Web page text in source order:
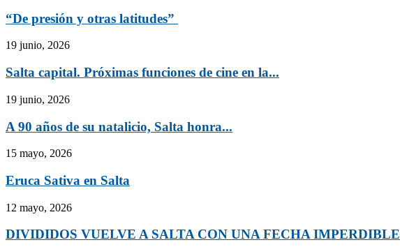
“De presión y otras latitudes”
19 junio, 2026
Salta capital. Próximas funciones de cine en la...
19 junio, 2026
A 90 años de su natalicio, Salta honra...
15 mayo, 2026
Eruca Sativa en Salta
12 mayo, 2026
DIVIDIDOS VUELVE A SALTA CON UNA FECHA IMPERDIBLE